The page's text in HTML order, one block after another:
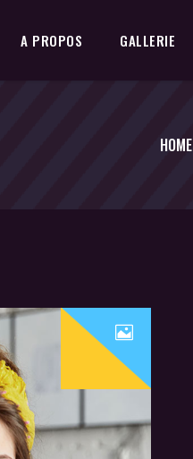
A PROPOS GALLERIE
HOME